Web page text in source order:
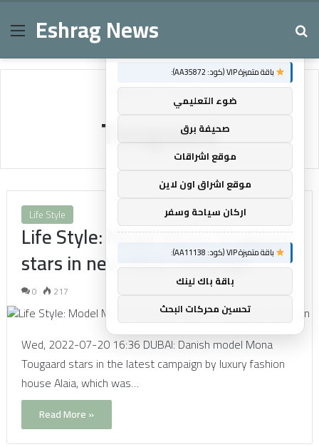
MenuEshrag News
Home/Tougaard
Tougaard
Life Style
Life Style: Model Mona Tougaard
stars in new Alaia campaign
0 217
Wed, 2022-07-20 16:36 DUBAI: Danish model Mona
Tougaard stars in the latest campaign by luxury fashion
house Alaia, which was…
Read More »
×
باقة متميزة VIP (كود: AA35872):
ضوء التعليمي
صحيفة برق
موقع اشراقات
موقع اشراق اون لاين
اركان سياحة وسفر
باقة متميزة VIP (كود: AA11138):
باقة باك لينك
تحسين محركات البحث